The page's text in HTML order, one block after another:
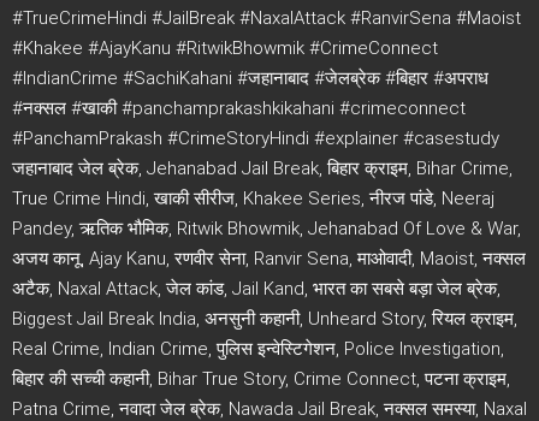
#TrueCrimeHindi #JailBreak #NaxalAttack #RanvirSena #Maoist
#Khakee #AjayKanu #RitwikBhowmik #CrimeConnect
#IndianCrime #SachiKahani #जहानाबाद #जेलब्रेक #बिहार #अपराध
#नक्सल #खाकी #panchamprakashkikahani #crimeconnect
#PanchamPrakash #CrimeStoryHindi #explainer #casestudy
जहानाबाद जेल ब्रेक, Jehanabad Jail Break, बिहार क्राइम, Bihar Crime,
True Crime Hindi, खाकी सीरीज, Khakee Series, नीरज पांडे, Neeraj
Pandey, ऋतिक भौमिक, Ritwik Bhowmik, Jehanabad Of Love & War,
अजय कानू, Ajay Kanu, रणवीर सेना, Ranvir Sena, माओवादी, Maoist, नक्सल
अटैक, Naxal Attack, जेल कांड, Jail Kand, भारत का सबसे बड़ा जेल ब्रेक,
Biggest Jail Break India, अनसुनी कहानी, Unheard Story, रियल क्राइम,
Real Crime, Indian Crime, पुलिस इन्वेस्टिगेशन, Police Investigation,
बिहार की सच्ची कहानी, Bihar True Story, Crime Connect, पटना क्राइम,
Patna Crime, नवादा जेल ब्रेक, Nawada Jail Break, नक्सल समस्या, Naxal